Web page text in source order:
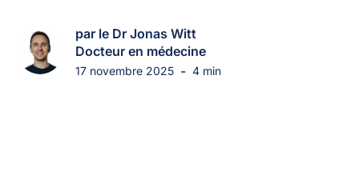
par le Dr Jonas Witt
Docteur en médecine
17 novembre 2025 - 4 min